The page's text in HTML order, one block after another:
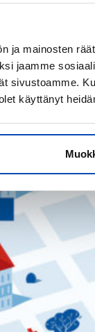
ja mainosten
jaamme
sivustoamme.
käyttänyt2019